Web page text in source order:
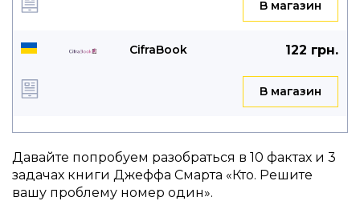
B магазин
CifraBook 122 грн.
B магазин
Давайте попробуем разобраться в 10 фактах и 3
задачах книги Джеффа Смарта «Кто. Решите
вашу проблему номер один».